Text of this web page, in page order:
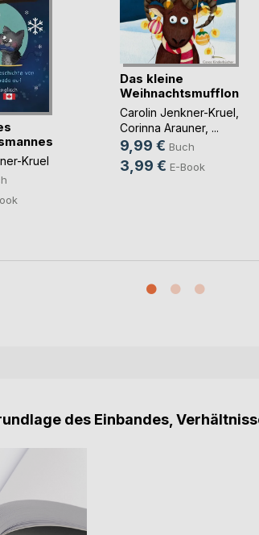
Kruel
Das kleine
Weihnachtsmufflon
Carolin Jenkner-Kruel
Corinna Arauner, ...
9,99 € Buch
3,99 € E-Book
des Einbandes,